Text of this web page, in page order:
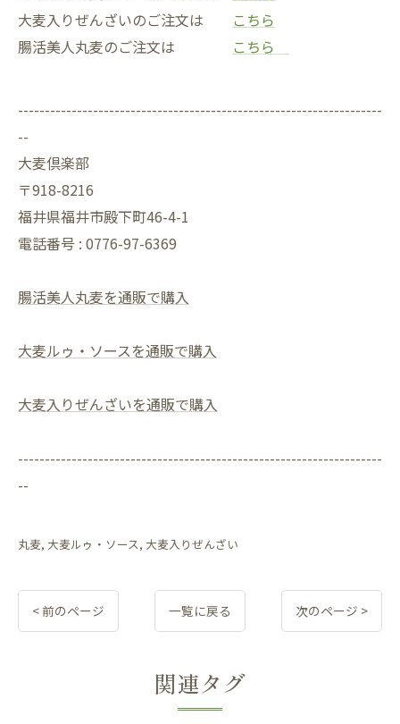
大麦入りぜんざいのご注文は
こちら
腸活美人丸麦のご注文は
こちら
--------------------------------------------------------------------
--
大麦倶楽部
〒918-8216
福井県福井市殿下町46-4-1
電話番号 : 0776-97-6369
腸活美人丸麦を通販で購入
大麦ルゥ・ソースを通販で購入
大麦入りぜんざいを通販で購入
--------------------------------------------------------------------
--
丸麦 大麦ルゥ・ソース 大麦入りぜんざい
< 前のページ 一覧に戻る 次のページ >
関連タグ